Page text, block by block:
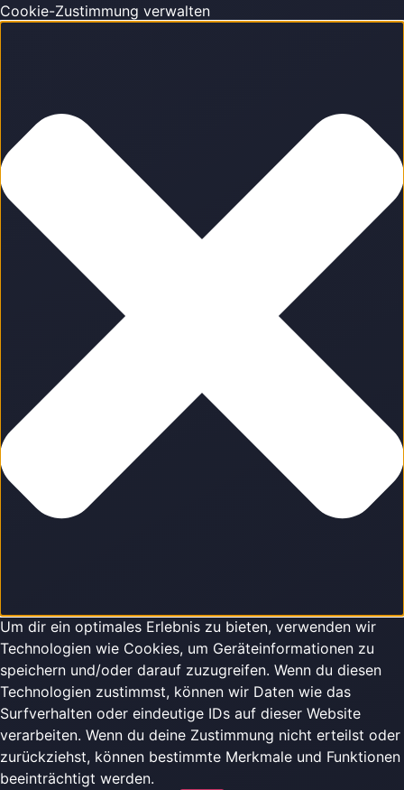
Cookie-Zustimmung verwalten
Um dir ein optimales Erlebnis zu bieten, verwenden wir
Technologien wie Cookies, um Geräteinformationen zu
speichern und/oder darauf zuzugreifen. Wenn du diesen
Technologien zustimmst, können wir Daten wie das
Surfverhalten oder eindeutige IDs auf dieser Website
verarbeiten. Wenn du deine Zustimmung nicht erteilst oder
zurückziehst, können bestimmte Merkmale und Funktionen
beeinträchtigt werden.